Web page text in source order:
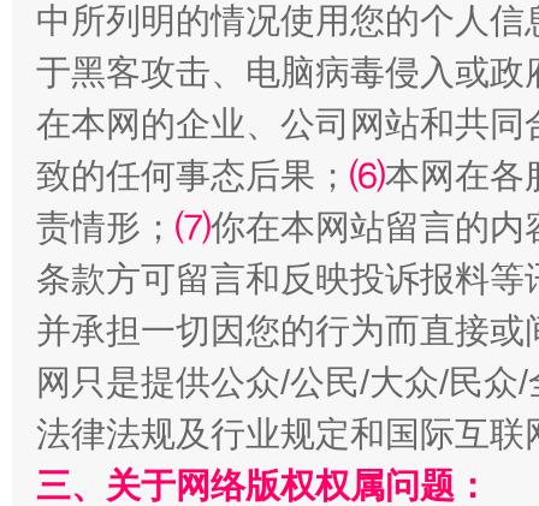
全民健身五年计划来了！等你上场
阿坝州三大球赛在茂县开幕 规模
中所列明的情况使用您的个人
于黑客攻击、电脑病毒侵入或
在本网的企业、公司网站和共
致的任何事态后果； ⑹本网在各
责情形； ⑺你在本网站留言的内
条款方可留言和反映投诉报料
并承担一切因您的行为而直接
网只是提供公众/公民/大众/民
法律法规及行业规定和国际互
三、关于网络版权权属问题：